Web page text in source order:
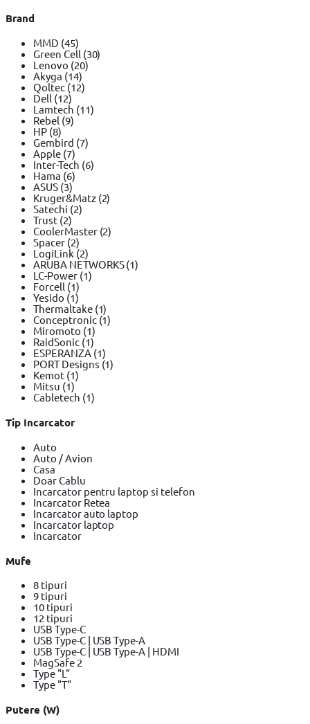
Brand
MMD (45)
Green Cell (30)
Lenovo (20)
Akyga (14)
Qoltec(12)
Dell (12)
Lamtech (11)
Rebel (9)
HP (8)
Gembird (7)
Apple (7)
Inter-Tech (6)
Hama (6)
ASUS (3)
Kruger&Matz (2)
Satechi (2)
Trust (2)
CoolerMaster (2)
Spacer (2)
LogiLink (2)
ARUBA NETWORKS(1)
LC-Power (1)
Forcell (1)
Yesido (1)
Thermaltake (1)
Conceptronic(1)
Miromoto (1)
RaidSonic (1)
ESPERANZA(1)
PORT Designs (1)
Kemot (1)
Mitsu (1)
Cabletech (1)
Tip Incarcator
Auto
Auto / Avion
Casa
Doar Cablu
Incarcator pentru laptop si telefon
Incarcator Retea
Incarcator auto laptop
Incarcator laptop
Incarcator
Mufe
8 tipuri
9 tipuri
10 tipuri
12 tipuri
USB Type-C
USB Type-C | USB Type-A
USB Type-C | USB Type-A | HDMI
MagSafe 2
Type "L"
Type "T"
Putere (W)